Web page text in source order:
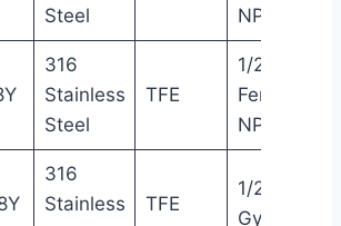
Steel
NPT
316
Stainless
Steel
TFE
1/2″
Female
NPT
316
Stainless
TFE
1/2″
Gyrolok®